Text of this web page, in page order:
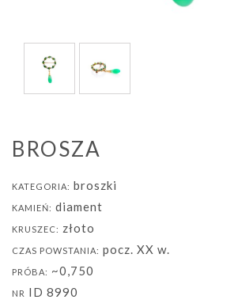
BROSZA
KATEGORIA: broszki
KAMIEŃ: diament
KRUSZEC: złoto
CZAS POWSTANIA: pocz. XX w.
PRÓBA: ~0,750
NR ID 8990